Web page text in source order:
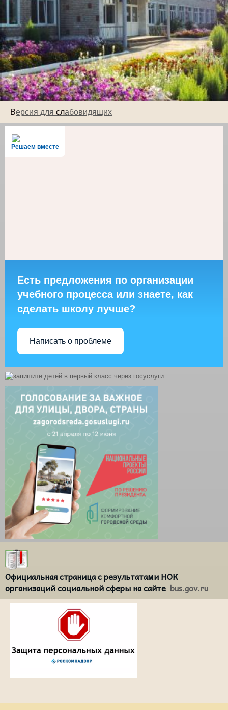
Версия для слабовидящих
Решаем вместе
Есть предложения по организации
учебного процесса или знаете, как
сделать школу лучше?
Написать о проблеме
Официальная страница с результатами НОК
организаций социальной сферы на сайте bus.gov.ru